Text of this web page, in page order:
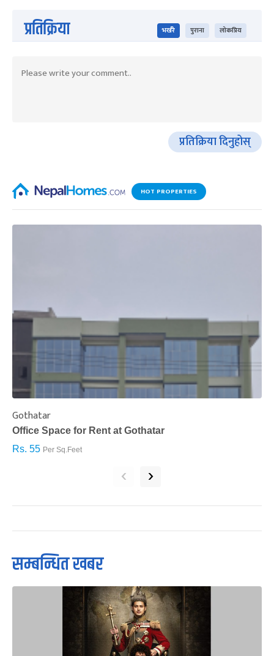
प्रतिक्रिया भर्खरै पुराना लोकप्रिय
प्रतिक्रिया दिनुहोस्
HOT PROPERTIES
Gothatar
Office Space for Rent at Gothatar
Rs. 55 Per Sq.Feet
‹ ›
सम्बन्धित खबर